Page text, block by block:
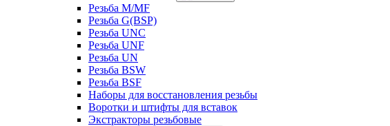
Резьба M/MF
Резьба G(BSP)
Резьба UNC
Резьба UNF
Резьба UN
Резьба BSW
Резьба BSF
Наборы для восстановления резьбы
Воротки и штифты для вставок
Экстракторы резьбовые